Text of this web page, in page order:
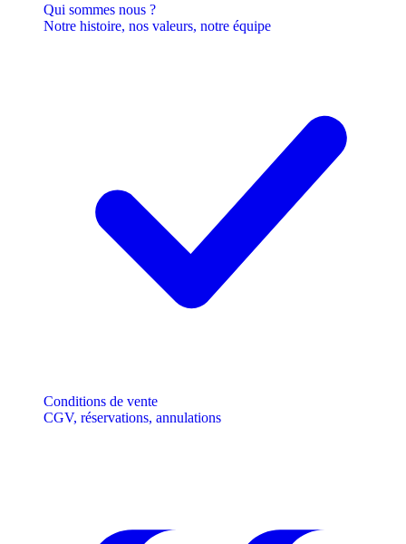
Qui sommes nous ?
Notre histoire, nos valeurs, notre équipe
Conditions de vente
CGV, réservations, annulations